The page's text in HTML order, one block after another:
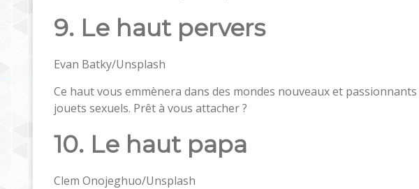
9. Le haut pervers
Evan Batky/Unsplash
Ce haut vous emmènera dans des mondes nouveaux et
jouets sexuels. Prêt à vous attacher ?
10. Le haut papa
Clem Onojeghuo/Unsplash